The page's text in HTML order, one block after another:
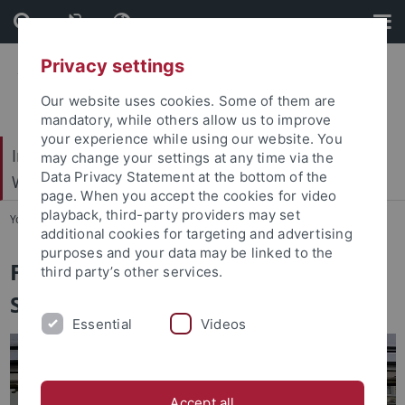
Skip
to
content
Skip
to
footer
Internationales Zentrum für Ethik in den
Wissenschaften (IZEW)
You are here: Startseite ... Sicherheit
Forschungsgruppe:
Sicherheitsethik
Privacy settings
Our website uses cookies. Some of them are
mandatory, while others allow us to improve
your experience while using our website. You
may change your settings at any time via the
Data Privacy Statement at the bottom of the
page. When you accept the cookies for video
playback, third-party providers may set
additional cookies for targeting and advertising
purposes and your data may be linked to the
third party’s other services.
Essential Videos